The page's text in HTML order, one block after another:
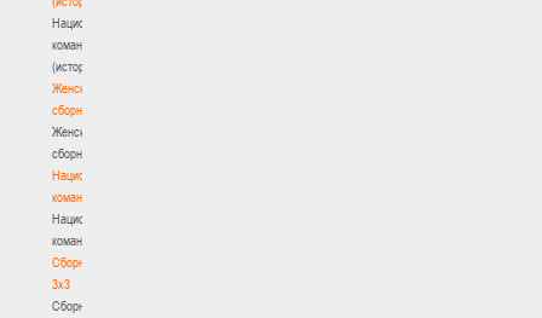
Национальная
команда
(история)
Женские
сборные
Женские
сборные
Национальная
команда
Национальная
команда
Сборные
3х3
Сборные